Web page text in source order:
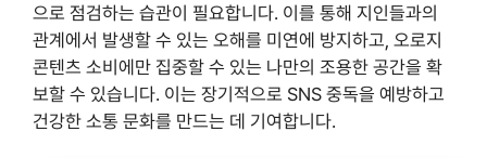
으로 점검하는 습관이 필요합니다. 이를 통해 지인들과의
관계에서 발생할 수 있는 오해를 미연에 방지하고, 오로지
콘텐츠 소비에만 집중할 수 있는 나만의 조용한 공간을 확
보할 수 있습니다. 이는 장기적으로 SNS 중독을 예방하고
건강한 소통 문화를 만드는 데 기여합니다.